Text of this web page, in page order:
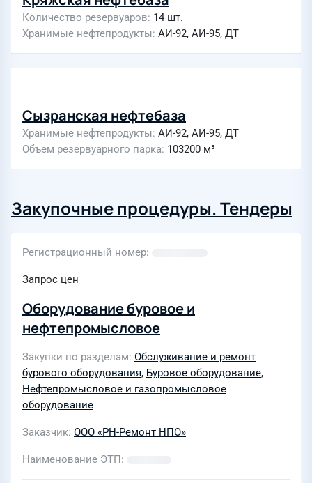
Количество резервуаров 14 шт.
Хранимые нефтепродукты АИ-92, АИ-95, ДТ
Сызранская нефтебаза
Хранимые нефтепродукты АИ-92, АИ-95, ДТ
Объем резервуарного парка 103200 м³
Закупочные процедуры. Тендеры
Регистрационный номер
Запрос цен
Оборудование буровое и
нефтепромысловое
Закупки по разделам Обслуживание и ремонт
бурового оборудования, Буровое оборудование,
Нефтепромысловое и газопромысловое
оборудование
Заказчик ООО «РН-Ремонт НПО»
Наименование ЭТП